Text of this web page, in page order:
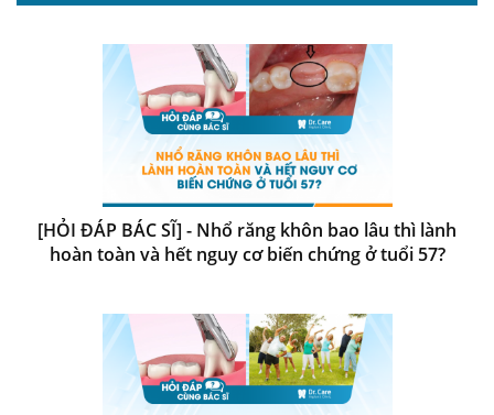
[HỎI ĐÁP BÁC SĨ] - Nhổ răng khôn bao lâu thì lành
hoàn toàn và hết nguy cơ biến chứng ở tuổi 57?